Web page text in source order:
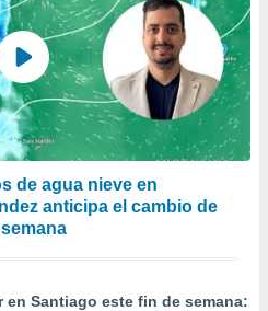
de agua nieve en
anticipa el cambio de
en Santiago este fin de semana: